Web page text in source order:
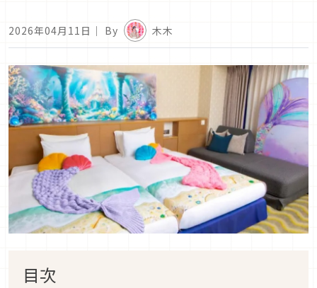
2026年04月11日 ｜ By 木木
目次